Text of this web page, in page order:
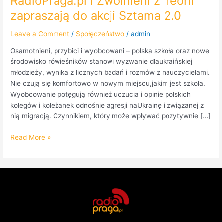
zapraszają do akcji Sztama 2.0
Leave a Comment / Społęczeństwo /admin
Osamotnieni, przybici i wyobcowani – polska szkoła oraz nowe
środowisko rówieśników stanowi wyzwanie dlaukraińskiej
młodzieży, wynika z licznych badań i rozmów z nauczycielami.
Nie czują się komfortowo w nowym miejscu,jakim jest szkoła.
Wyobcowanie potęgują również uczucia i opinie polskich
kolegów i koleżanek odnośnie agresji naUkrainę i związanej z
nią migracją. Czynnikiem, który może wpływać pozytywnie […]
Read More »